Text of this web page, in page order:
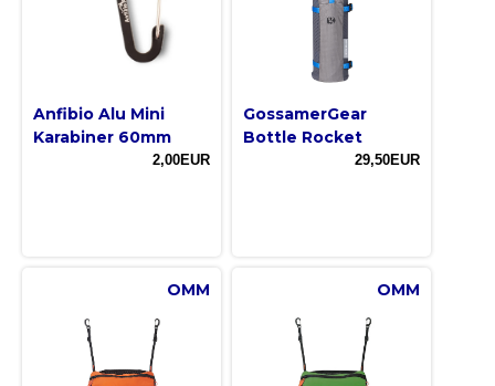
Anfibio Alu Mini
Karabiner 60mm
2,00EUR
GossamerGear
Bottle Rocket
29,50EUR
OMM OMM